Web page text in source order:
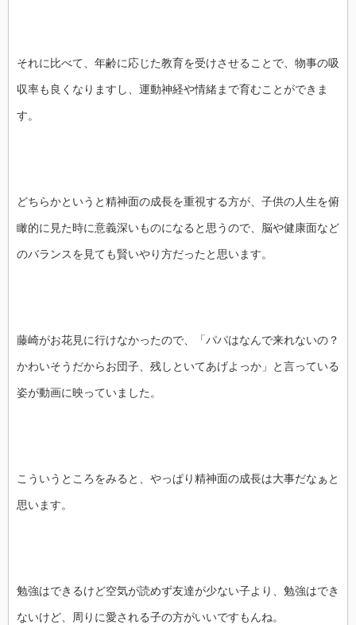
それに比べて、年齢に応じた教育を受けさせることで、物事の吸
収率も良くなりますし、運動神経や情緒まで育むことができま
す。
どちらかというと精神面の成長を重視する方が、子供の人生を俯
瞰的に見た時に意義深いものになると思うので、脳や健康面など
のバランスを見ても賢いやり方だったと思います。
藤崎がお花見に行けなかったので、「パパはなんで来れないの？
かわいそうだからお団子、残しといてあげよっか」と言っている
姿が動画に映っていました。
こういうところをみると、やっぱり精神面の成長は大事だなぁと
思います。
勉強はできるけど空気が読めず友達が少ない子より、勉強はでき
ないけど、周りに愛される子の方がいいですもんね。